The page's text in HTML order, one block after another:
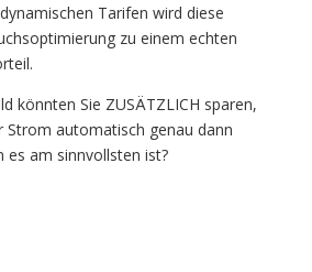
Tarifen wird diese
zu einem echten
könnten Sie ZUSÄTZLICH sparen,
Strom automatisch genau dann
es am sinnvollsten ist?